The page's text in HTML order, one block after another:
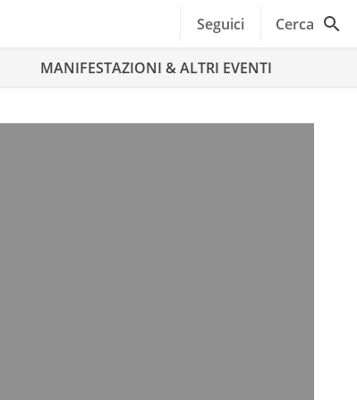
Seguici Cerca
MANIFESTAZIONI & ALTRI EVENTI